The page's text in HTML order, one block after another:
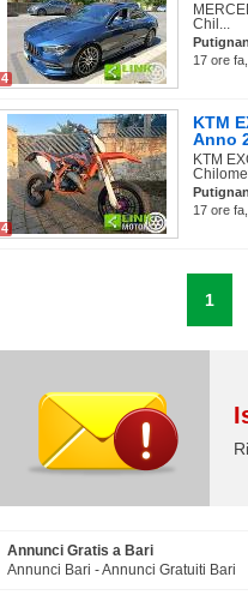
4
Chil...
17 ore
4
KTM
Anno
KTM
17 ore
1
Annunci Gratis a Bari
Annunci Bari - Annunci Gratuiti Bari